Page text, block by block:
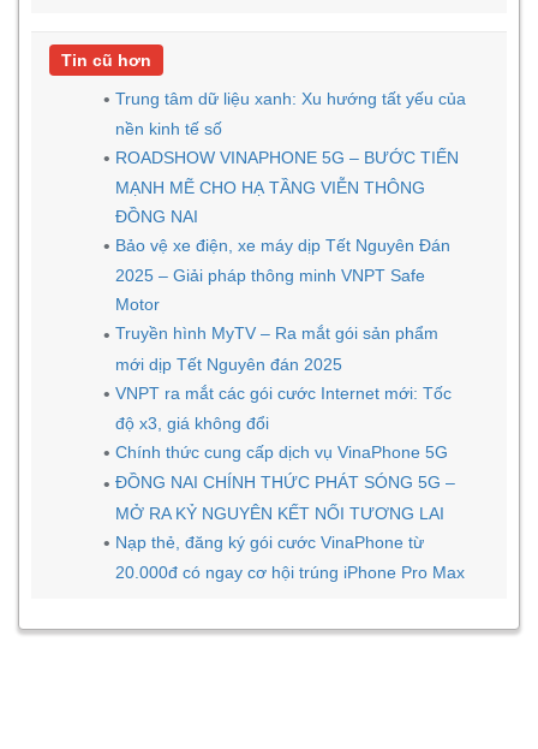
Tin cũ hơn
Trung tâm dữ liệu xanh: Xu hướng tất yếu của
nền kinh tế số
ROADSHOW VINAPHONE 5G – BƯỚC TIẾN
MẠNH MẼ CHO HẠ TẦNG VIỄN THÔNG
ĐỒNG NAI
Bảo vệ xe điện, xe máy dịp Tết Nguyên Đán
2025 – Giải pháp thông minh VNPT Safe
Motor
Truyền hình MyTV – Ra mắt gói sản phẩm
mới dịp Tết Nguyên đán 2025
VNPT ra mắt các gói cước Internet mới: Tốc
độ x3, giá không đổi
Chính thức cung cấp dịch vụ VinaPhone 5G
ĐỒNG NAI CHÍNH THỨC PHÁT SÓNG 5G –
MỞ RA KỶ NGUYÊN KẾT NỐI TƯƠNG LAI
Nạp thẻ, đăng ký gói cước VinaPhone từ
20.000đ có ngay cơ hội trúng iPhone Pro Max